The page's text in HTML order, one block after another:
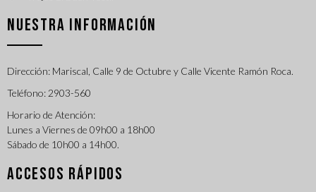
NUESTRA INFORMACIÓN
Dirección: Mariscal, Calle 9 de Octubre y Calle Vicente Ramón Roca.
Teléfono: 2903-560
Horario de Atención:
Lunes a Viernes de 09h00 a 18h00
Sábado de 10h00 a 14h00.
ACCESOS RÁPIDOS